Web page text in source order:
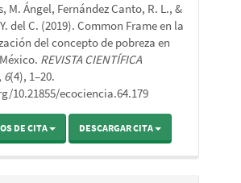
M. Ángel, Fernández Canto, R. L., &
del C. (2019). Common Frame en la
del concepto de pobreza en
REVISTA CIENTÍFICA
, 6(4), 1–20.
10.21855/ecociencia.64.179
DE CITA DESCARGAR CITA